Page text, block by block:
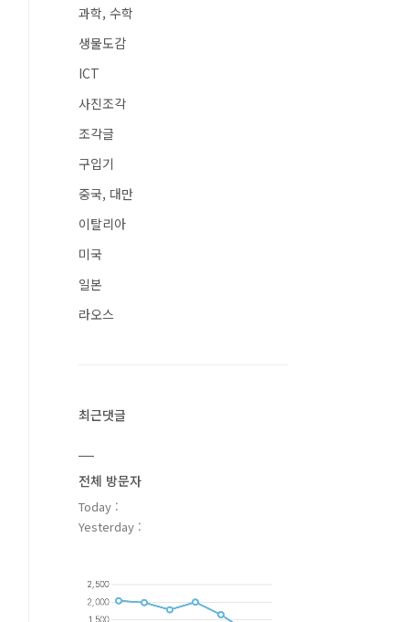
과학, 수학
생물도감
ICT
사진조각
조각글
구입기
중국, 대만
이탈리아
미국
일본
라오스
최근댓글
전체 방문자
Today :
Yesterday :